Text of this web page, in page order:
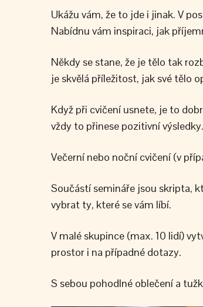
Ukážu vám, že to jde i jinak. V
Nabídnu vám inspiraci, jak
Někdy se stane, že je tělo tak
je skvělá příležitost, jak své tělo
Když při cvičení usnete, je to
vždy to přinese pozitivní
Večerní nebo noční cvičení (v
Součástí semináře jsou skripta,
vybrat ty, které se vám líbí.
V malé skupince (max. 10 lidí)
prostor i na případné dotazy.
S sebou pohodlné oblečení a